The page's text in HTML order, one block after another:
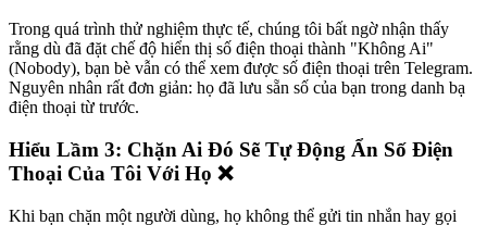
Trong quá trình thử nghiệm thực tế, chúng tôi bất ngờ nhận thấy
rằng dù đã đặt chế độ hiển thị số điện thoại thành "Không Ai"
(Nobody), bạn bè vẫn có thể xem được số điện thoại trên Telegram.
Nguyên nhân rất đơn giản: họ đã lưu sẵn số của bạn trong danh bạ
điện thoại từ trước.
Hiểu Lầm 3: Chặn Ai Đó Sẽ Tự Động Ẩn Số Điện
Thoại Của Tôi Với Họ ❌
Khi bạn chặn một người dùng, họ không thể gửi tin nhắn hay gọi